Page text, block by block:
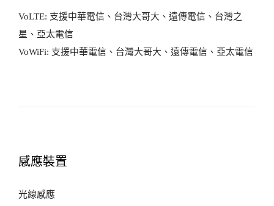
VoLTE: 支援中華電信、台灣大哥大、遠傳電信、台灣之
星、亞太電信
VoWiFi: 支援中華電信、台灣大哥大、遠傳電信、亞太電信
感應裝置
光線感應